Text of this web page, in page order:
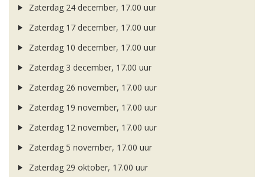
Zaterdag 24 december, 17.00 uur
Zaterdag 17 december, 17.00 uur
Zaterdag 10 december, 17.00 uur
Zaterdag 3 december, 17.00 uur
Zaterdag 26 november, 17.00 uur
Zaterdag 19 november, 17.00 uur
Zaterdag 12 november, 17.00 uur
Zaterdag 5 november, 17.00 uur
Zaterdag 29 oktober, 17.00 uur